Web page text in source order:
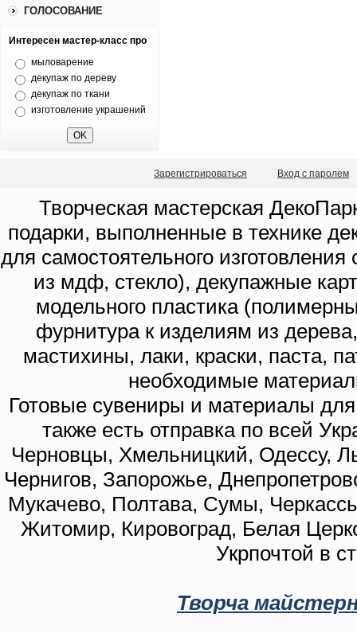
ГОЛОСОВАНИЕ
Интересен мастер-класс про
мыловарение
декупаж по дереву
декупаж по ткани
изготовление украшений
Зарегистрироваться Вход с паролем
Творческая мастерская
подарки, выполненные в технике
для самостоятельного
из мдф, стекло), декупажные
модельного пластика
фурнитура к изделиям из
мастихины, лаки, краски, паста,
необходимые
Готовые сувениры и материалы
также есть отправка по всей
Черновцы, Хмельницкий, Одессу,
Чернигов, Запорожье,
Мукачево, Полтава, Сумы,
Житомир, Кировоград, Белая
Укрпочтой в
Творча